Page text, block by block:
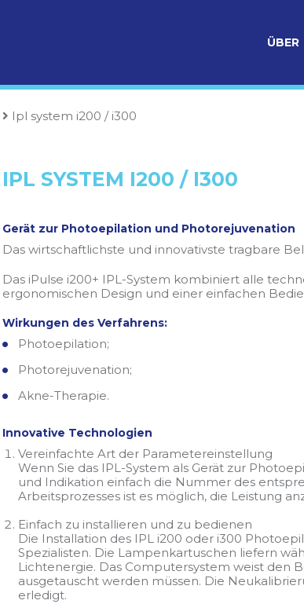
ÜBER
Ipl system i200 / i300
IPL SYSTEM I200 / I300
Gerät zur Photoepilation und Photorejuvenation
Das wirtschaftlichste und innovativste tragbare
Das iPulse i200+ IPL-System kombiniert alle
ergonomischen Design und einer einfachen
Wirkungen des Verfahrens:
Photoepilation;
Photorejuvenation;
Akne-Therapie.
Innovative Technologien
Vereinfachte Art der Parametereinstellung
Wenn Sie das IPL-System als Gerät zur
und Indikation einfach die Nummer des
Arbeitsprozesses ist es möglich, die Leistung
Einfach zu installieren und zu bedienen
Die Installation des IPL i200 oder i300
Spezialisten. Die Lampenkartuschen liefern
Lichtenergie. Das Computersystem weist den
ausgetauscht werden müssen. Die
erledigt.